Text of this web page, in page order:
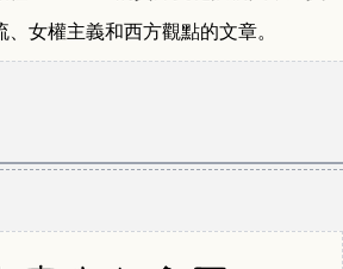
女權主義和西方觀點的文章。